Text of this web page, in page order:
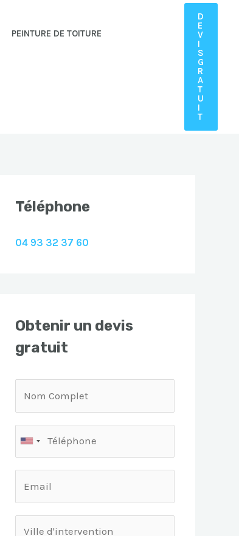
PEINTURE DE TOITURE
D
E
V
I
S
G
R
A
T
U
I
T
Téléphone
04 93 32 37 60
Obtenir un devis
gratuit